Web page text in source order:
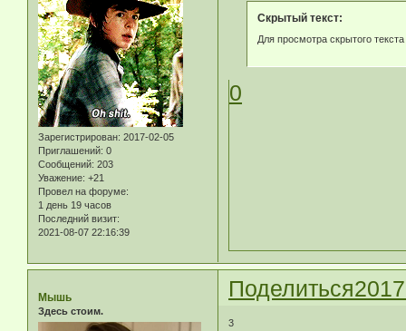
Зарегистрирован: 2017-02-05
Приглашений: 0
Сообщений: 203
Уважение: +21
Провел на форуме:
1 день 19 часов
Последний визит:
2021-08-07 22:16:39
Скрытый текст:
Для просмотра скрытого
0
Поделиться
Мышь
Здесь стоим.
3